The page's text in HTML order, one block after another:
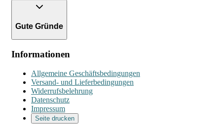
Gute Gründe
Informationen
Allgemeine Geschäftsbedingungen
Versand- und Lieferbedingungen
Widerrufsbelehrung
Datenschutz
Impressum
Seite drucken